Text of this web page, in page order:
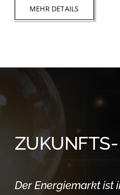
MEHR DETAILS
Der Energiemarkt ist